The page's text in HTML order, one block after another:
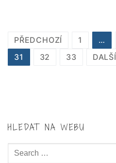
STRÁNKOVÁNÍ
PŘÍSPĚVKŮ
PŘEDCHOZÍ 1 …
31
32 33 DALŠÍ
HLEDAT NA WEBU
Hledat: